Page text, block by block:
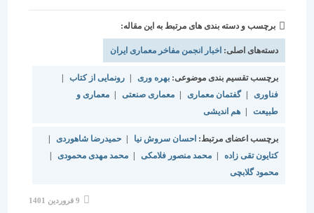
برچسب و دسته بندی های مرتبط به این مقاله:
دسته‌های اصلی:اخبار انجمن مفاخر معماری ایران
برچسب تقسیم بندی موضوعی:بهره وری | رونمایی از کتاب |
| گفتمان معماری | معماری صنعتی | معماری و
| هم اندیشی
برچسب اعضای مرتبط: احسان سروش نیا | حمیدرضا شاهوردی |
کتایون تقی زاده | محمد منصور فلامکی | محمد مهدی محمودی |
محمود گلابچی